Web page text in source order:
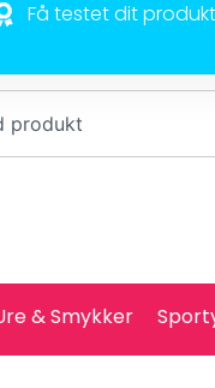
Få testet dit produkt
& Smykker